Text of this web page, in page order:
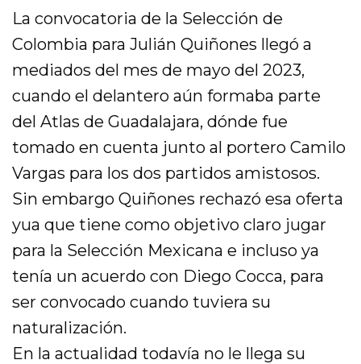
La convocatoria de la Selección de
Colombia para Julián Quiñones llegó a
mediados del mes de mayo del 2023,
cuando el delantero aún formaba parte
del Atlas de Guadalajara, dónde fue
tomado en cuenta junto al portero Camilo
Vargas para los dos partidos amistosos.
Sin embargo Quiñones rechazó esa oferta
yua que tiene como objetivo claro jugar
para la Selección Mexicana e incluso ya
tenía un acuerdo con Diego Cocca, para
ser convocado cuando tuviera su
naturalización.
En la actualidad todavía no le llega su